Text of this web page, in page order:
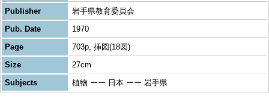
Publisher
岩手県教育委員会
Pub. Date
1970
Page
703p, 挿図(18図)
Size
27cm
Subjects
植物 ーー 日本 ーー 岩手県